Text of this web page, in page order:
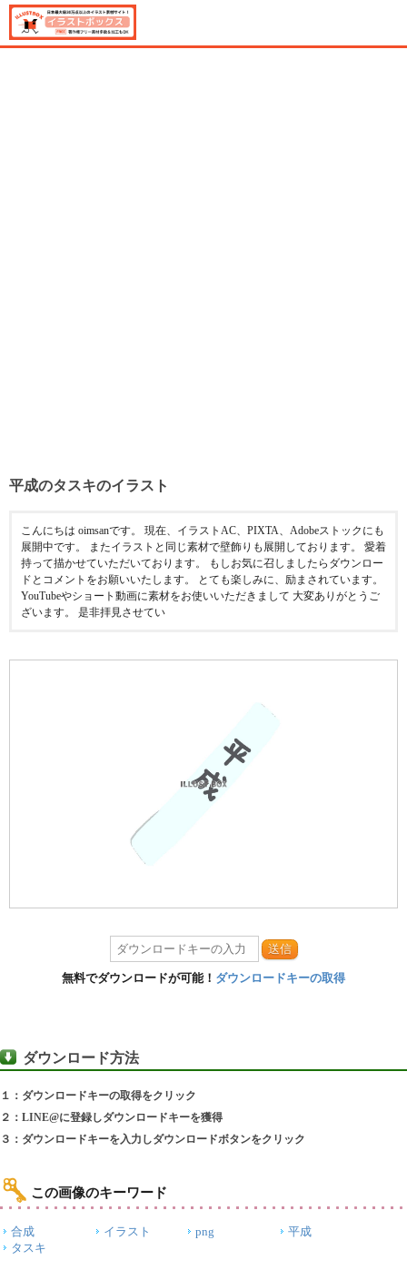
平成のタスキのイラスト
こんにちは oimsanです。 現在、イラストAC、PIXTA、Adobeストックにも
展開中です。 またイラストと同じ素材で壁飾りも展開しております。 愛着
持って描かせていただいております。 もしお気に召しましたらダウンロー
ドとコメントをお願いいたします。 とても楽しみに、励まされています。
YouTubeやショート動画に素材をお使いいただきまして 大変ありがとうご
ざいます。 是非拝見させてい
送信
無料でダウンロードが可能！ ダウンロードキーの取得
ダウンロード方法
１：ダウンロードキーの取得をクリック
２：LINE@に登録しダウンロードキーを獲得
３：ダウンロードキーを入力しダウンロードボタンをクリック
この画像のキーワード
合成 イラスト png
平成
タスキ